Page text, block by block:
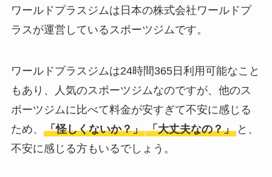
【怪しい？】セルプ
ロモート株式会社の
【怪しい？】TikTok
Liteの口コミ・評判
実際どう？
ユリカコーポレーシ
ワールドプラスジムは日本の株式会社ワールドプ
ラスが運営しているスポーツジムです。
ワールドプラスジムは24時間365日利用可能なこと
もあり、人気のスポーツジムなのですが、他のス
ポーツジムに比べて料金が安すぎて不安に感じる
ため、 「怪しくないか？」 「大丈夫なの？」 と、
不安に感じる方もいるでしょう。